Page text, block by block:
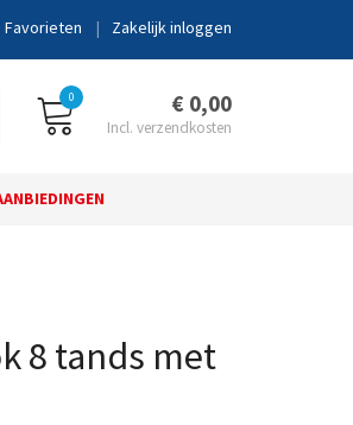
Zakelijk inloggen
Favorieten
0 € 0,00
8 tands met